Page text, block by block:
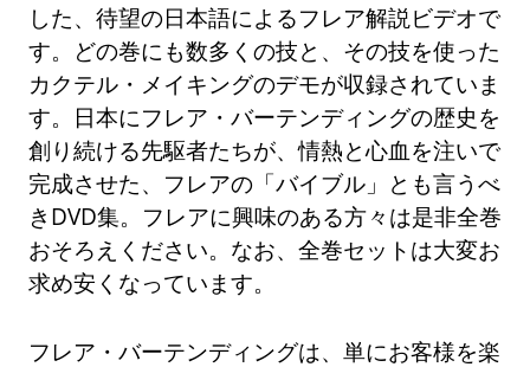
した、待望の日本語によるフレア解説ビデオで
す。どの巻にも数多くの技と、その技を使った
カクテル・メイキングのデモが収録されていま
す。日本にフレア・バーテンディングの歴史を
創り続ける先駆者たちが、情熱と心血を注いで
完成させた、フレアの「バイブル」とも言うべ
きDVD集。フレアに興味のある方々は是非全巻
おそろえください。なお、全巻セットは大変お
求め安くなっています。
フレア・バーテンディングは、単にお客様を楽